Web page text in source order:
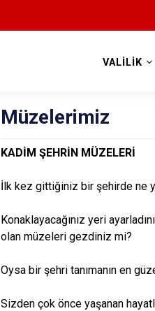
VALİLİK
Müzelerimiz
KADİM ŞEHRİN MÜZELERİ
İlk kez gittiğiniz bir şehirde ne
Konaklayacağınız yeri
olan müzeleri gezdiniz mi?
Oysa bir şehri tanımanın en
Sizden çok önce yaşanan